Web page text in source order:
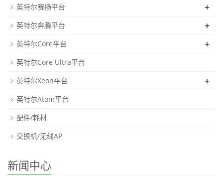
英特尔赛扬平台 +
英特尔奔腾平台 +
英特尔Core平台 +
英特尔Core Ultra平台
英特尔Xeon平台
+
英特尔Atom平台
配件/耗材
交换机/无线AP
新闻中心